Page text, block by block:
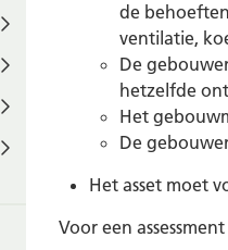
de
ventilatie,
De
hetzelfde
Het
De
Het asset moet
Voor een